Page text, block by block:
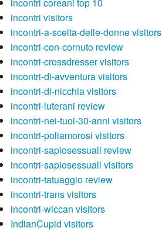
incontri coreani top 10
incontri visitors
incontri-a-scelta-delle-donne visitors
incontri-con-cornuto review
incontri-crossdresser visitors
incontri-di-avventura visitors
incontri-di-nicchia visitors
incontri-luterani review
incontri-nei-tuoi-30-anni visitors
incontri-poliamorosi visitors
incontri-sapiosessuali review
incontri-sapiosessuali visitors
incontri-tatuaggio review
incontri-trans visitors
incontri-wiccan visitors
IndianCupid visitors